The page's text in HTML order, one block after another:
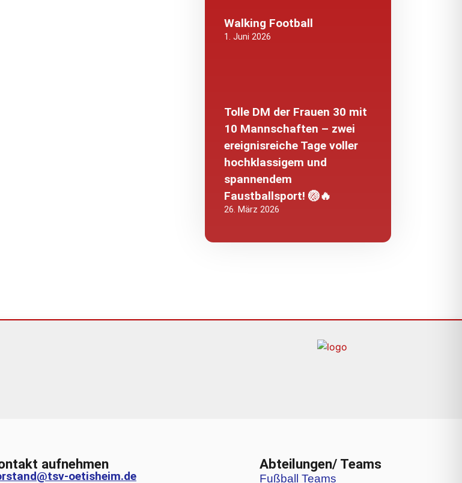
Walking Football
1. Juni 2026
Tolle DM der Frauen 30 mit
10 Mannschaften – zwei
ereignisreiche Tage voller
hochklassigem und
spannendem
Faustballsport! 🏐🔥
26. März 2026
aufnehmen
oetisheim.de
Abteilungen/ Teams
Fußball Teams